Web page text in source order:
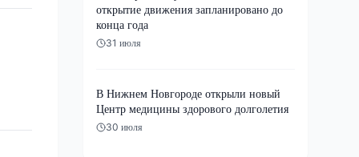
открытие движения запланировано до
конца года
31 июля
В Нижнем Новгороде открыли новый
Центр медицины здорового долголетия
30 июля